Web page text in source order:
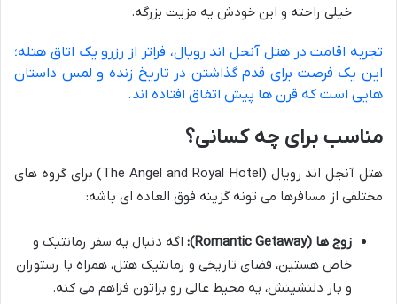
خیلی راحته و این خودش یه مزیت بزرگه.
تجربه اقامت در هتل آنجل اند رویال، فراتر از رزرو یک اتاق هتله؛
این یک فرصت برای قدم گذاشتن در تاریخ زنده و لمس داستان
هایی است که قرن ها پیش اتفاق افتاده اند.
مناسب برای چه کسانی؟
هتل آنجل اند رویال (The Angel and Royal Hotel) برای گروه های
مختلفی از مسافرها می تونه گزینه فوق العاده ای باشه:
زوج ها (Romantic Getaway):
اگه دنبال یه سفر رمانتیک و
خاص هستین، فضای تاریخی و رمانتیک هتل، همراه با رستوران
و بار دلنشینش، یه محیط عالی رو براتون فراهم می کنه.